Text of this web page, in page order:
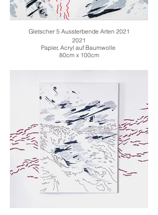
Gletscher 5 Aussterbende Arten 2021
2021
Papier, Acryl auf Baumwolle
80cm x 100cm